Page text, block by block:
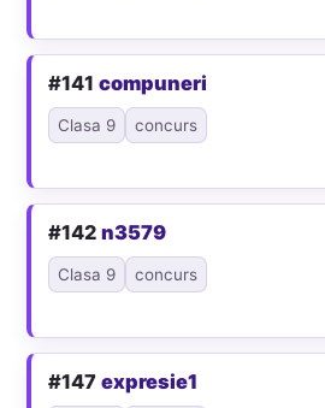
#141compuneri
Clasa 9 concurs
#142n3579
Clasa 9 concurs
#147expresie1